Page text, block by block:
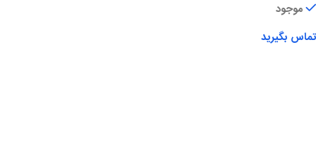
موجود
تماس بگیرید